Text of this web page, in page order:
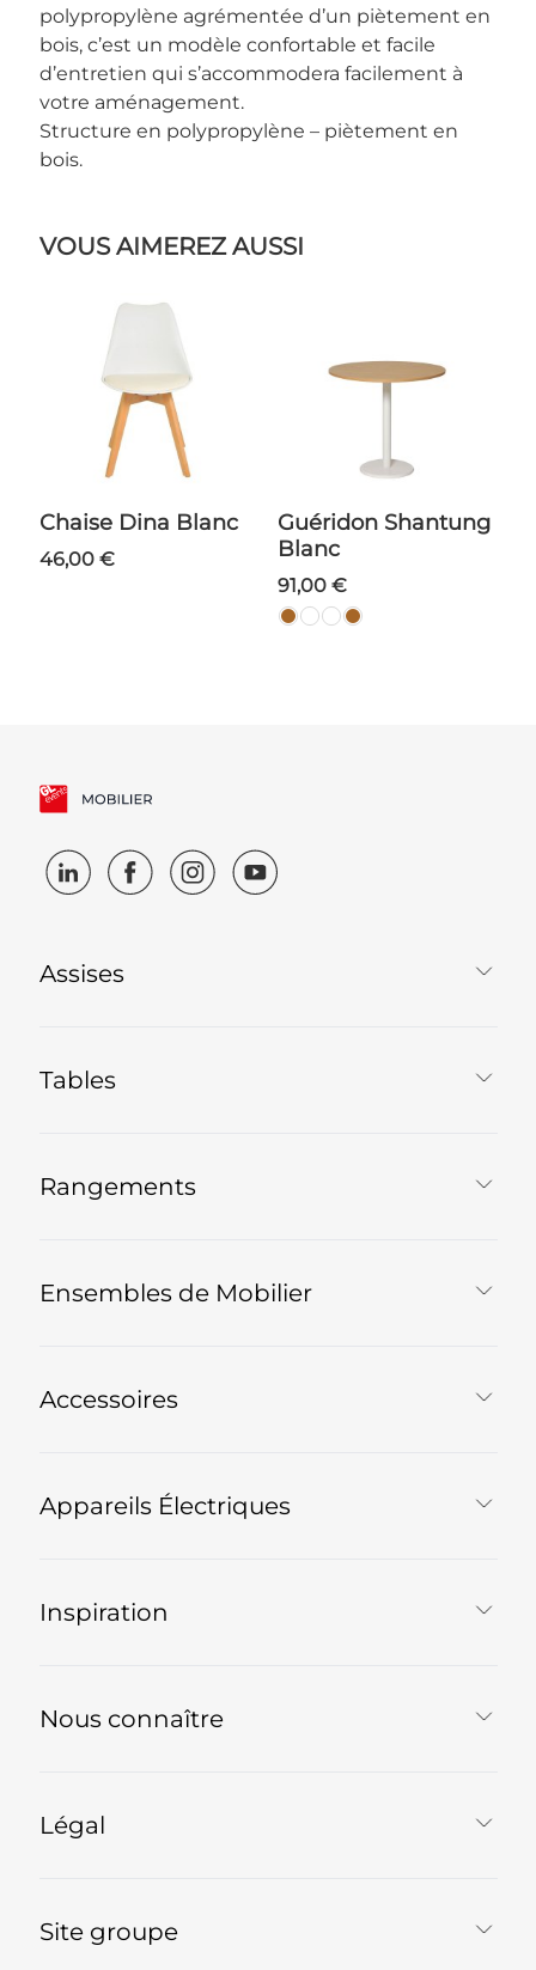
polypropylène agrémentée d’un piètement en
bois, c’est un modèle confortable et facile
d’entretien qui s’accommodera facilement à
votre aménagement.
Structure en polypropylène – piètement en
bois.
VOUS AIMEREZ AUSSI
Chaise Dina Blanc
46,00 €
Guéridon Shantung
Blanc
91,00 €
Assises
Tables
Rangements
Ensembles de Mobilier
Accessoires
Appareils Électriques
Inspiration
Nous connaître
Légal
Site groupe